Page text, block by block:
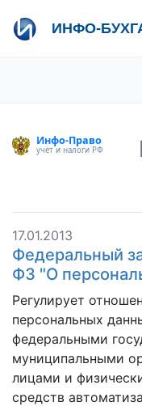
ИНФО-
17.01.2013
Федеральный
ФЗ "О
Регулирует
персональных
федеральными
муниципальными
лицами и
средств